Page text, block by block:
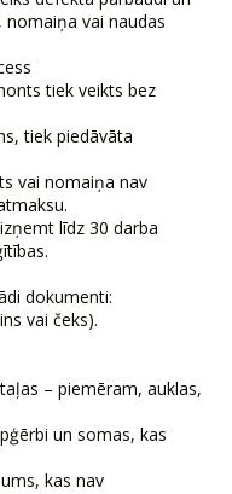
vai naudas
tiek veikts bez
tiek piedāvāta
vai nomaiņa nav
līdz 30 darba
dokumenti:
vai čeks).
– piemēram, auklas,
un somas, kas
kas nav